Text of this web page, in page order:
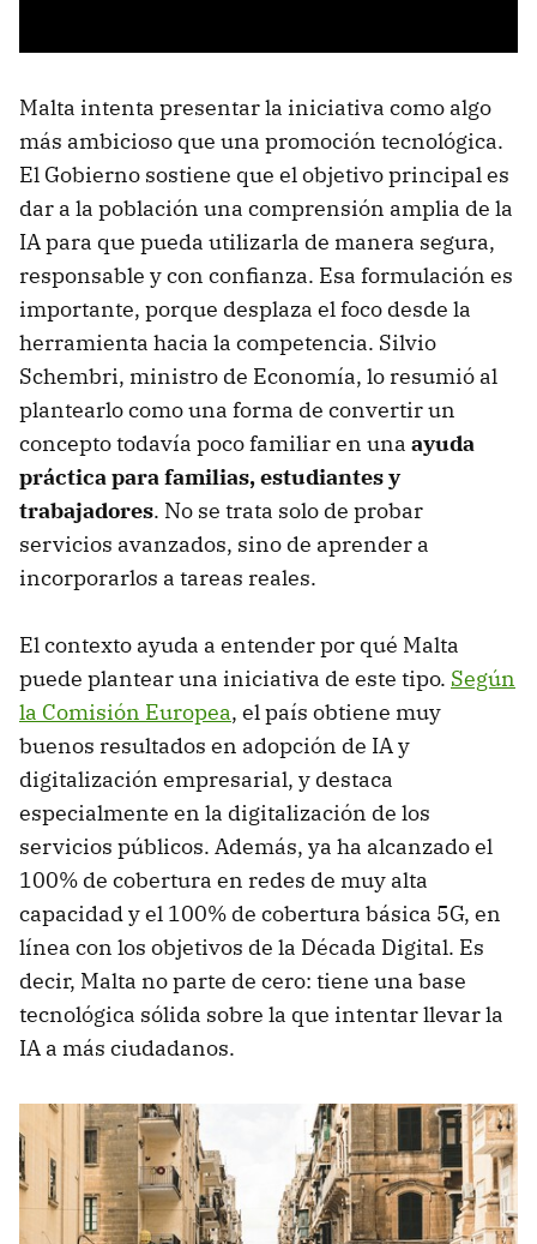
Malta intenta presentar la iniciativa como algo
más ambicioso que una promoción tecnológica.
El Gobierno sostiene que el objetivo principal es
dar a la población una comprensión amplia de la
IA para que pueda utilizarla de manera segura,
responsable y con confianza. Esa formulación es
importante, porque desplaza el foco desde la
herramienta hacia la competencia. Silvio
Schembri, ministro de Economía, lo resumió al
plantearlo como una forma de convertir un
concepto todavía poco familiar en una ayuda
práctica para familias, estudiantes y
trabajadores. No se trata solo de probar
servicios avanzados, sino de aprender a
incorporarlos a tareas reales.
El contexto ayuda a entender por qué Malta
puede plantear una iniciativa de este tipo. Según
la Comisión Europea, el país obtiene muy
buenos resultados en adopción de IA y
digitalización empresarial, y destaca
especialmente en la digitalización de los
servicios públicos. Además, ya ha alcanzado el
100% de cobertura en redes de muy alta
capacidad y el 100% de cobertura básica 5G, en
línea con los objetivos de la Década Digital. Es
decir, Malta no parte de cero: tiene una base
tecnológica sólida sobre la que intentar llevar la
IA a más ciudadanos.